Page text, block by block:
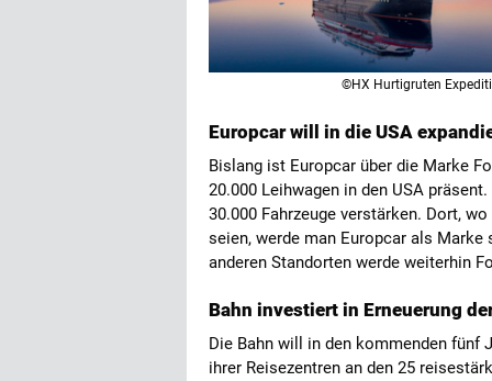
©HX Hurtigruten
Europcar will in die USA
Bislang ist Europcar über die Marke
20.000 Leihwagen in den USA
30.000 Fahrzeuge verstärken. Dort,
seien, werde man Europcar als Marke
anderen Standorten werde weiterhin
Bahn investiert in Erneuerung
Die Bahn will in den kommenden fünf
ihrer Reisezentren an den 25